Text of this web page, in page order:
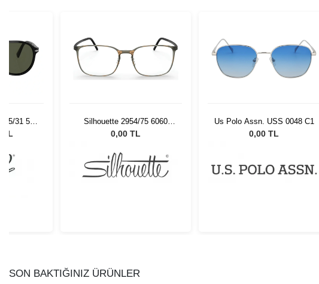
95/31 55
TL
Silhouette 2954/75 6060
52/19
0,00 TL
Us Polo Assn. USS 0048 C1
0,00 TL
SON BAKTIĞINIZ ÜRÜNLER